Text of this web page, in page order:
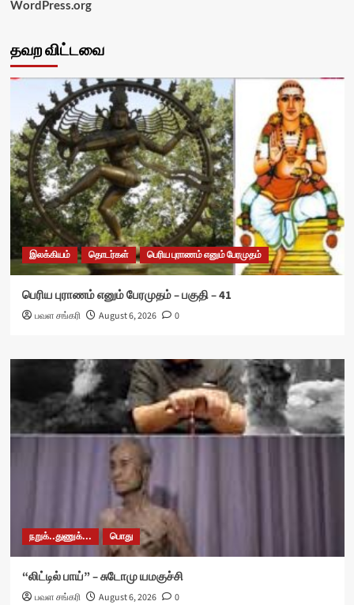
WordPress.org
தவற விட்டவை
இலக்கியம் தொடர்கள் பெரிய புராணம் எனும் பேரமுதம்
பெரிய புராணம் எனும் பேரமுதம் – பகுதி – 41
பவள சங்கரி August 6, 2026 0
நறுக்..துணுக்... பொது
“லிட்டில் பாய்” – சுடோமு யமகுச்சி
பவள சங்கரி August 6, 2026 0